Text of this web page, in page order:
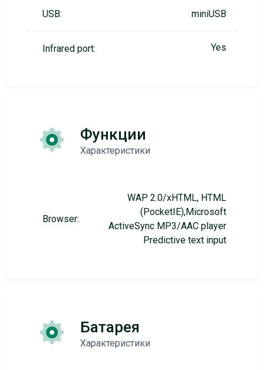
USB: miniUSB
Infrared port: Yes
Функции
Характеристики
Browser:
WAP 2.0/xHTML, HTML
(PocketIE),Microsoft
ActiveSync MP3/AAC player
Predictive text input
Батарея
Характеристики